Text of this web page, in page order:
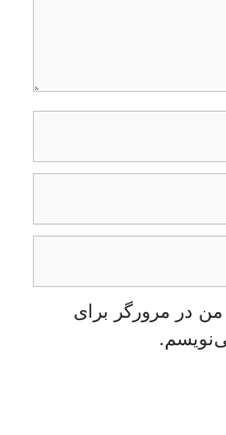
من در مرورگر برای